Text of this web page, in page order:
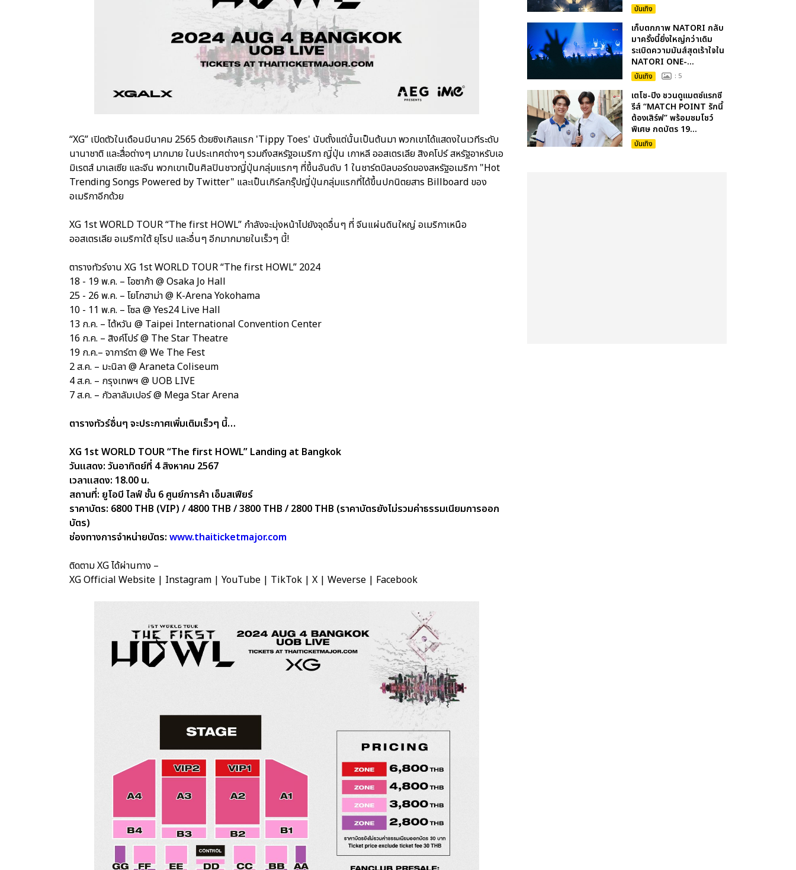
“XG” เปิดตัวในเดือนมีนาคม 2565 ด้วยซิงเกิลแรก 'Tippy Toes' นับตั้งแต่นั้นเป็นต้นมา พวกเขาได้แสดงในเวทีระดับ
นานาชาติ และสื่อต่างๆ มากมาย ในประเทศต่างๆ รวมถึงสหรัฐอเมริกา ญี่ปุ่น เกาหลี ออสเตรเลีย สิงคโปร์ สหรัฐอาหรับเอ
มิเรตส์ มาเลเซีย และจีน พวกเขาเป็นศิลปินชาวญี่ปุ่นกลุ่มแรกๆ ที่ขึ้นอันดับ 1 ในชาร์ตบิลบอร์ดของสหรัฐอเมริกา "Hot
Trending Songs Powered by Twitter" และเป็นเกิร์ลกรุ๊ปญี่ปุ่นกลุ่มแรกที่ได้ขึ้นปกนิตยสาร Billboard ของ
อเมริกาอีกด้วย
XG 1st WORLD TOUR “The first HOWL” กำลังจะมุ่งหน้าไปยังจุดอื่นๆ ที่ จีนแผ่นดินใหญ่ อเมริกาเหนือ
ออสเตรเลีย อเมริกาใต้ ยุโรป และอื่นๆ อีกมากมายในเร็วๆ นี้!
ตารางทัวร์งาน XG 1st WORLD TOUR “The first HOWL” 2024
18 - 19 พ.ค. – โอซาก้า @ Osaka Jo Hall
25 - 26 พ.ค. – โยโกฮาม่า @ K-Arena Yokohama
10 - 11 พ.ค. – โซล @ Yes24 Live Hall
13 ก.ค. – ไต้หวัน @ Taipei International Convention Center
16 ก.ค. – สิงค์โปร์ @ The Star Theatre
19 ก.ค.– จาการ์ตา @ We The Fest
2 ส.ค. – มะนิลา @ Araneta Coliseum
4 ส.ค. – กรุงเทพฯ @ UOB LIVE
7 ส.ค. – กัวลาลัมเปอร์ @ Mega Star Arena
ตารางทัวร์อื่นๆ จะประกาศเพิ่มเติมเร็วๆ นี้…
XG 1st WORLD TOUR “The first HOWL” Landing at Bangkok
วันแสดง: วันอาทิตย์ที่ 4 สิงหาคม 2567
เวลาแสดง: 18.00 น.
สถานที่: ยูโอบี ไลฟ์ ชั้น 6 ศูนย์การค้า เอ็มสเฟียร์
ราคาบัตร: 6800 THB (VIP) / 4800 THB / 3800 THB / 2800 THB (ราคาบัตรยังไม่รวมค่าธรรมเนียมการออก
บัตร)
ช่องทางการจำหน่ายบัตร: www.thaiticketmajor.com
ติดตาม XG ได้ผ่านทาง –
XG Official Website | Instagram | YouTube | TikTok | X | Weverse | Facebook
บันเทิง
เก็บตกภาพ NATORI กลับ
มาครั้งนี้ยิ่งใหญ่กว่าเดิม
ระเบิดความมันส์สุดเร้าใจใน
NATORI ONE-...
บันเทิง : 5
เตโช-ปิง ชวนดูแมตซ์แรกซี
รีส์ “MATCH POINT รักนี้
ต้องเสิร์ฟ” พร้อมชมโชว์
พิเศษ กดบัตร 19...
บันเทิง